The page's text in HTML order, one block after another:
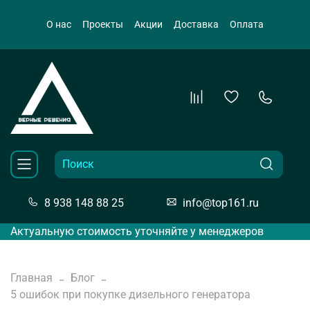
О нас Проекты Акции Доставка Оплата
8 938 148 88 25 info@top161.ru
Актуальную стоимость уточняйте у менеджеров
Главная
Блог
5 ошибок при покупке дизельного генератора